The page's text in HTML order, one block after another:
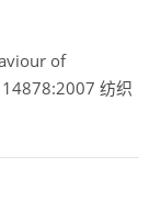
of
14878:2007 纺织